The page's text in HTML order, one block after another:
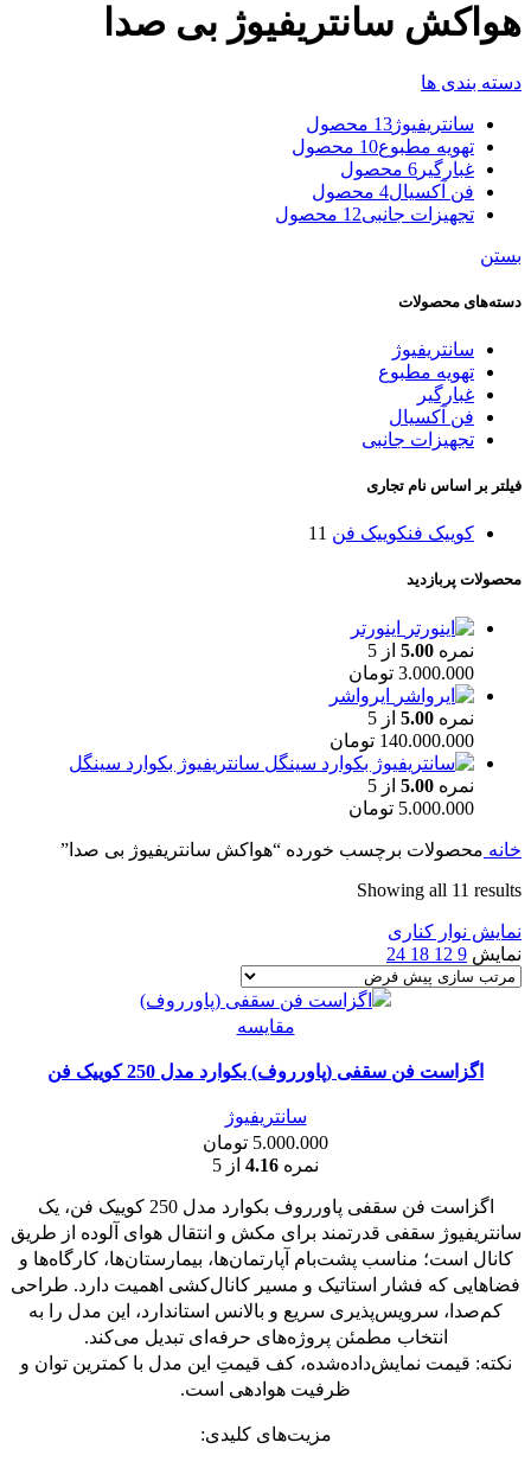
هواکش سانتریفیوژ بی صدا
دسته بندی ها
سانتریفیوژ13 محصول
تهویه مطبوع10 محصول
غبارگیر 6 محصول
فن آکسیال4 محصول
تجهیزات جانبی12 محصول
بستن
دسته‌های محصولات
سانتریفیوژ
تهویه مطبوع
غبارگیر
فن آکسیال
تجهیزات جانبی
فیلتر بر اساس نام تجاری
کوییک فنکوییک فن 11
محصولات پربازدید
اینورتر
نمره 5.00 از 5
3.000.000 تومان
ایرواشر
نمره 5.00 از 5
140.000.000 تومان
سانتریفیوژ بکوارد سینگل
نمره 5.00 از 5
5.000.000 تومان
خانه محصولات برچسب خورده “هواکش سانتریفیوژ بی صدا”
Showing all 11 results
نمایش نوار کناری
نمایش 9
12
18
24
مقايسه
اگزاست فن سقفی (پاورروف) بکوارد مدل 250 کوییک فن
سانتریفیوژ
5.000.000 تومان
نمره 4.16 از 5
اگزاست فن سقفی پاورروف بکوارد مدل 250 کوییک فن، یک
سانتریفیوژ سقفی قدرتمند برای مکش و انتقال هوای آلوده از طریق
کانال است؛ مناسب پشت‌بام آپارتمان‌ها، بیمارستان‌ها، کارگاه‌ها و
فضاهایی که فشار استاتیک و مسیر کانال‌کشی اهمیت دارد. طراحی
کم‌صدا، سرویس‌پذیری سریع و بالانس استاندارد، این مدل را به
انتخاب مطمئن پروژه‌های حرفه‌ای تبدیل می‌کند.
نکته: قیمت نمایش‌داده‌شده، کف قیمتِ این مدل با کمترین توان و
ظرفیت هوادهی است.
مزیت‌های کلیدی: